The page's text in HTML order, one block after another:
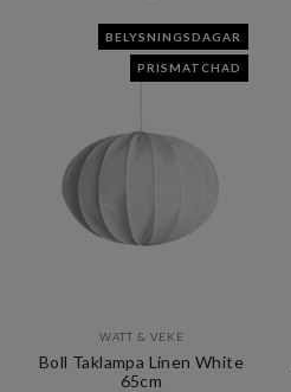
BELYSNINGSDAGAR
PRISMATCHAD
WATT & VEKE
Boll Taklampa Linen White
65cm